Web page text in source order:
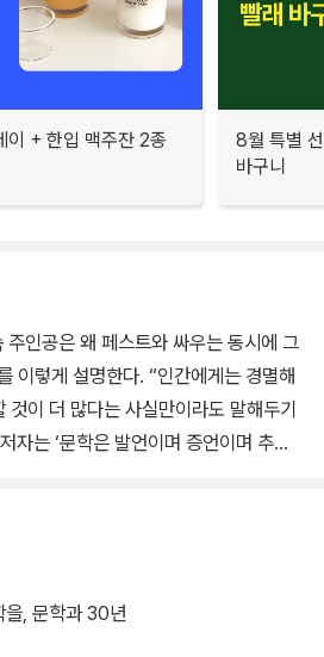
이 + 한입 맥주잔 2종
8월 특별
바구니
주인공은 왜 페스트와 싸우는 동시에 그
이렇게 설명한다. “인간에게는 경멸해
이 더 많다는 사실만이라도 말해두기
자는 ‘문학은 발언이며 증언이며 추
서 그가 목도한 문학의 다채로운 표정들
. 이는 동일한 일을 평생 수행한 한 직업
을, 문학과 30년